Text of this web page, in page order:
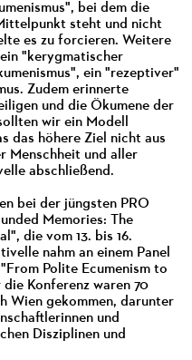
bei dem die
steht und nicht
es zu forcieren. Weitere
"kerygmatischer
ein "rezeptiver"
Zudem erinnerte
und die Ökumene der
wir ein Modell
das höhere Ziel nicht aus
Menschheit und aller
abschließend.
bei der jüngsten PRO
Memories: The
die vom 13. bis 16.
nahm an einem Panel
Polite Ecumenism to
Konferenz waren 70
Wien gekommen, darunter
und
Disziplinen und